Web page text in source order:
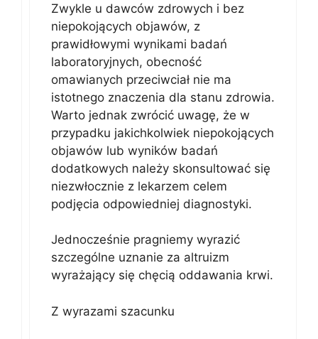
Zwykle u dawców zdrowych i bez
niepokojących objawów, z
prawidłowymi wynikami badań
laboratoryjnych, obecność
omawianych przeciwciał nie ma
istotnego znaczenia dla stanu zdrowia.
Warto jednak zwrócić uwagę, że w
przypadku jakichkolwiek niepokojących
objawów lub wyników badań
dodatkowych należy skonsultować się
niezwłocznie z lekarzem celem
podjęcia odpowiedniej diagnostyki.
Jednocześnie pragniemy wyrazić
szczególne uznanie za altruizm
wyrażający się chęcią oddawania krwi.
Z wyrazami szacunku